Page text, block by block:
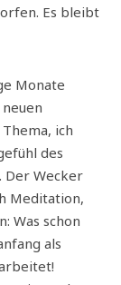
Es bleibt
Monate
ich
des
Der Wecker
Meditation,
Was schon
als